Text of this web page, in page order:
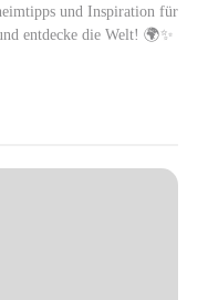
und Inspiration für
entdecke die Welt! 🌍✨